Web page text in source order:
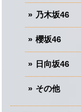
乃木坂46
櫻坂46
日向坂46
その他